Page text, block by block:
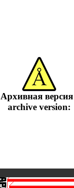
Архивная
archive version: